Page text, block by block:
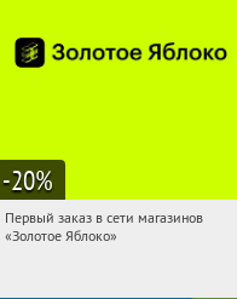
-20%
04:31:49
Получи первым!
Первый заказ в сети магазинов
«Золотое Яблоко»